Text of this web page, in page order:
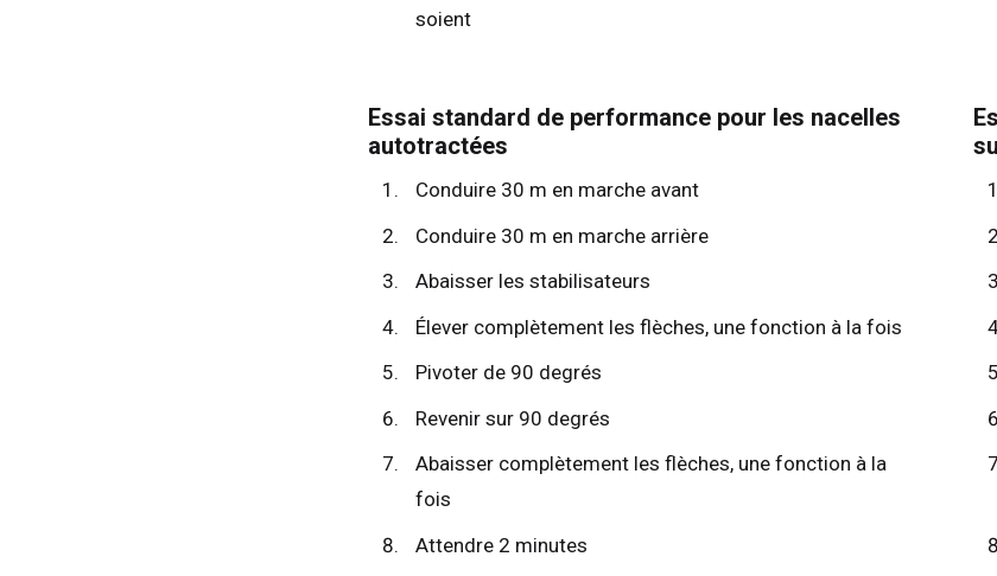
soient
Essai standard de performance pour les nacelles
autotractées
Conduire 30 m en marche avant
Conduire 30 m en marche arrière
Abaisser les stabilisateurs
Élever complètement les flèches, une fonction à la fois
Pivoter de 90 degrés
Revenir sur 90 degrés
Abaisser complètement les flèches, une fonction à la
fois
Attendre 2 minutes